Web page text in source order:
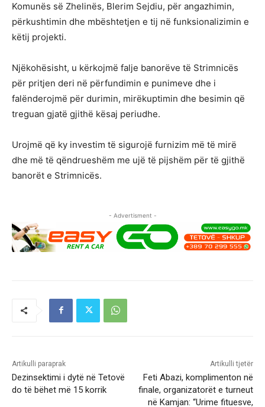
Komunës së Zhelinës, Blerim Sejdiu, për angazhimin,
përkushtimin dhe mbështetjen e tij në funksionalizimin e
këtij projekti.
Njëkohësisht, u kërkojmë falje banorëve të Strimnicës
për pritjen deri në përfundimin e punimeve dhe i
falënderojmë për durimin, mirëkuptimin dhe besimin që
treguan gjatë gjithë kësaj periudhe.
Urojmë që ky investim të sigurojë furnizim më të mirë
dhe më të qëndrueshëm me ujë të pijshëm për të gjithë
banorët e Strimnicës.
- Advertisment -
Artikulli paraprak
Dezinsektimi i dytë në Tetovë
do të bëhet më 15 korrik
Artikulli tjetër
Feti Abazi, komplimenton në
finale, organizatorët e turneut
në Kamjan: “Urime fituesve,